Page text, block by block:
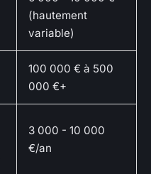
(hautement
variable)
100 000 € à 500
000 €+
3 000 - 10 000
€/an